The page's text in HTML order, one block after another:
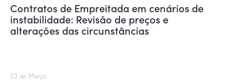
Contratos de Empreitada em cenários de
instabilidade: Revisão de preços e
alterações das circunstâncias
23 de Março